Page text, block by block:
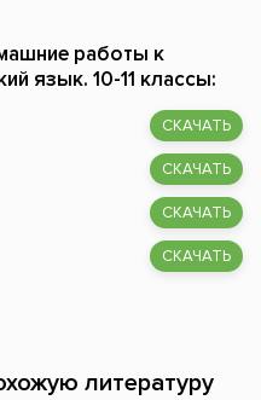
работы к
язык. 10-11 классы:
СКАЧАТЬ
СКАЧАТЬ
СКАЧАТЬ
СКАЧАТЬ
литературу